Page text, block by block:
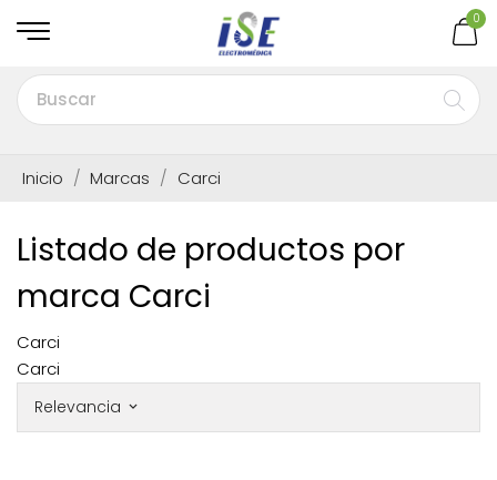
0
Inicio Marcas Carci
Listado de productos por
marca Carci
Carci
Carci
Relevancia keyboard_arrow_down